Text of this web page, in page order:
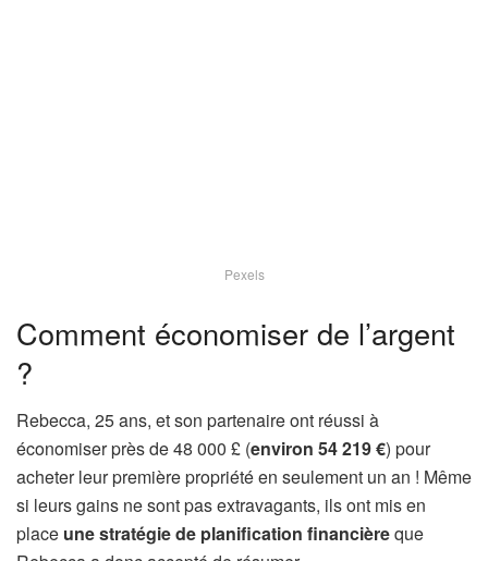
Pexels
Comment économiser de l’argent
?
Rebecca, 25 ans, et son partenaire ont réussi à
économiser près de 48 000 £ (environ 54 219 €) pour
acheter leur première propriété en seulement un an ! Même
si leurs gains ne sont pas extravagants, ils ont mis en
place une stratégie de planification financièreque